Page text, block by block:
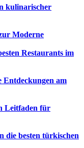
kulinarischer
Moderne
Restaurants im
Entdeckungen am
Leitfaden für
die besten türkischen